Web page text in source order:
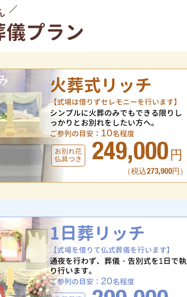
プラン
火葬式リッチ
【式場は借りずセレモニーを行います】
シンプルに火葬のみでもできる限りし
っかりとお別れをしたい方へ。
ご参列の目安： 10名程度
お別れ花
仏具つき
249,000 円
（税込273,900円）
1日葬リッチ
【式場を借りて仏式葬儀を行います】
通夜を行わず、葬儀・告別式を1日で執
り行います。
ご参列の目安： 20名程度